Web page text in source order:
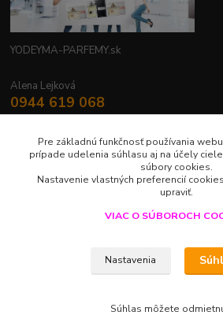
YODEYMA-PARFEMY.sk
Alena Lejková
0944 619 068
Nonstop
yodeyma.parfemy@gmail.com
Upravit sběr cookies.
LUXUS V JEDNEJ
Pre základnú funkčnosť používania
prípade udelenia súhlasu aj na účely
súbory cookies.
Nastavenie vlastných preferencií
upraviť.
VIAC O SÚBOROCH
Nastavenia
Súhlas môžete